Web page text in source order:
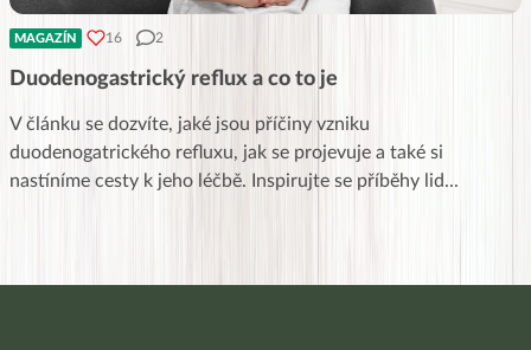
MAGAZÍN 16 2
Duodenogastrický reflux a co to je
V článku se dozvíte, jaké jsou příčiny vzniku
duodenogatrického refluxu, jak se projevuje a také si
nastíníme cesty k jeho léčbě. Inspirujte se příběhy lid...